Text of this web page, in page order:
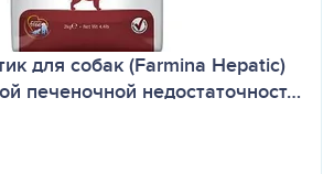
для собак (Farmina Hepatic)
печеночной недостаточност…